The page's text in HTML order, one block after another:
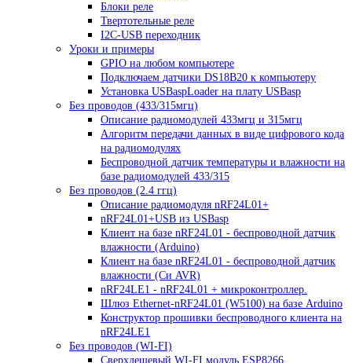
Блоки реле
Твертотельные реле
I2C-USB переходник
Уроки и примеры
GPIO на любом компьютере
Подключаем датчики DS18B20 к компьютеру
Установка USBaspLoader на плату USBasp
Без проводов (433/315мгц)
Описание радиомодулей 433мгц и 315мгц
Алгоритм передачи данных в виде цифрового кода
на радиомодулях
Беспроводной датчик температуры и влажности на
базе радиомодулей 433/315
Без проводов (2.4 ггц)
Описание радиомодуля nRF24L01+
nRF24L01+USB из USBasp
Клиент на базе nRF24L01 - беспроводной датчик
влажности (Arduino)
Клиент на базе nRF24L01 - беспроводной датчик
влажности (Си AVR)
nRF24LE1 - nRF24L01 + микроконтроллер.
Шлюз Ethernet-nRF24L01 (W5100) на базе Arduino
Конструктор прошивки беспроводного клиента на
nRF24LE1
Без проводов (WI-FI)
Сверхдешевый WI-FI модуль ESP8266